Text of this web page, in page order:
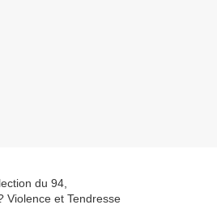
du 94,
Violence et Tendresse